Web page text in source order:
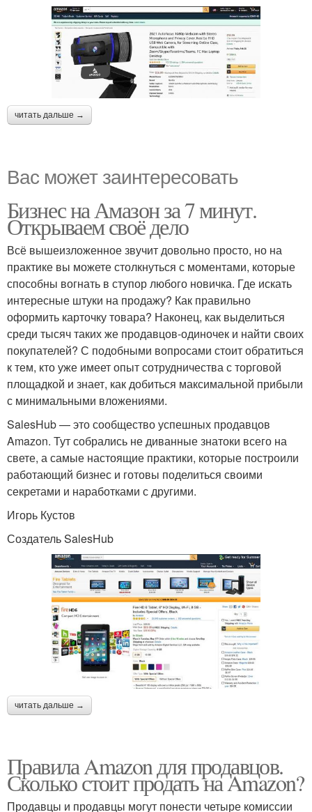
читать дальше →
Вас может заинтересовать
Бизнес на Амазон за 7 минут.
Открываем своё дело
Всё вышеизложенное звучит довольно просто, но на
практике вы можете столкнуться с моментами, которые
способны вогнать в ступор любого новичка. Где искать
интересные штуки на продажу? Как правильно
оформить карточку товара? Наконец, как выделиться
среди тысяч таких же продавцов-одиночек и найти своих
покупателей? С подобными вопросами стоит обратиться
к тем, кто уже имеет опыт сотрудничества с торговой
площадкой и знает, как добиться максимальной прибыли
с минимальными вложениями.
SalesHub — это сообщество успешных продавцов
Amazon. Тут собрались не диванные знатоки всего на
свете, а самые настоящие практики, которые построили
работающий бизнес и готовы поделиться своими
секретами и наработками с другими.
Игорь Кустов
Создатель SalesHub
читать дальше →
Правила Amazon для продавцов.
Сколько стоит продать на Amazon?
Продавцы и продавцы могут понести четыре комиссии